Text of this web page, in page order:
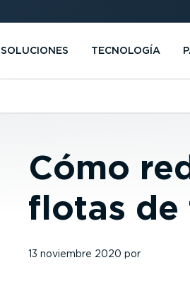
SOLUCIONES TECNOLOGÍA
Cómo
flotas de
13 noviembre 2020 por